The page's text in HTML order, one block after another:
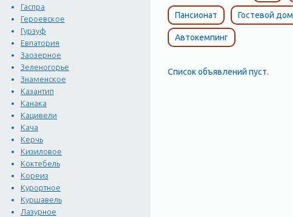
Гаспра
Героевское
Гурзуф
Евпатория
Заозерное
Зеленогорье
Знаменское
Казантип
Канака
Кацивели
Кача
Керчь
Кизиловое
Коктебель
Кореиз
Курортное
Куршавель
Лазурное
Пансионат Гостевой дом
Автокемпинг
Список объявлений пуст.